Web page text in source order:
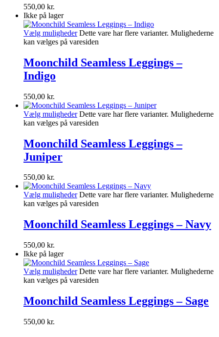
550,00 kr.
Ikke på lager
Vælg muligheder Dette vare har flere varianter. Mulighederne
kan vælges på varesiden
Moonchild Seamless Leggings –
Indigo
550,00 kr.
Vælg muligheder Dette vare har flere varianter. Mulighederne
kan vælges på varesiden
Moonchild Seamless Leggings –
Juniper
550,00 kr.
Vælg muligheder Dette vare har flere varianter. Mulighederne
kan vælges på varesiden
Moonchild Seamless Leggings – Navy
550,00 kr.
Ikke på lager
Vælg muligheder Dette vare har flere varianter. Mulighederne
kan vælges på varesiden
Moonchild Seamless Leggings – Sage
550,00 kr.